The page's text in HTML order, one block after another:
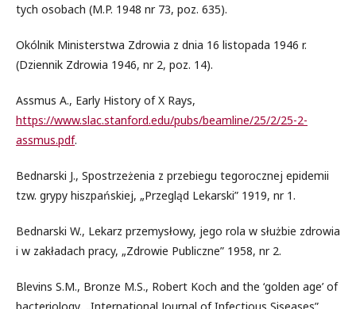
tych osobach (M.P. 1948 nr 73, poz. 635).
Okólnik Ministerstwa Zdrowia z dnia 16 listopada 1946 r.
(Dziennik Zdrowia 1946, nr 2, poz. 14).
Assmus A., Early History of X Rays,
https://www.slac.stanford.edu/pubs/beamline/25/2/25-2-
assmus.pdf.
Bednarski J., Spostrzeżenia z przebiegu tegorocznej epidemii
tzw. grypy hiszpańskiej, „Przegląd Lekarski” 1919, nr 1.
Bednarski W., Lekarz przemysłowy, jego rola w służbie zdrowia
i w zakładach pracy, „Zdrowie Publiczne” 1958, nr 2.
Blevins S.M., Bronze M.S., Robert Koch and the ‘golden age’ of